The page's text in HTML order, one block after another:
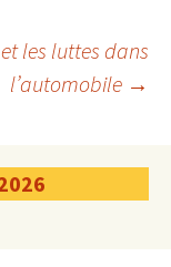
les luttes dans
l’automobile →